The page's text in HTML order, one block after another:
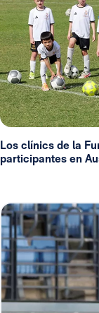
Los clínics de la
participantes en